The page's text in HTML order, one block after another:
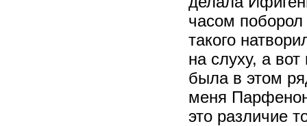
часом
такого
на слуху, а
была в этом
меня
это различие